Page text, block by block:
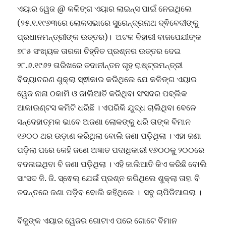
ଏୟାର ୱେଜ @ କଳିଙ୍ଗ ଏୟାର ଲାଇନ୍ସ ପାଇଁ ନେଇଥିଲେ
(୨୫.୧.୧୯୬୩ରେ ଲୋକସଭାରେ ସୁରେନ୍ଦ୍ରନାଥ ଦ୍ଵିବେଦୀଙ୍କୁ
ପ୍ରଧାନମନ୍ତ୍ରୀଙ୍କ ଉତ୍ତର)। ଅଟଳ ବିହାରୀ ବାଜପେଯୀଙ୍କ
୭୮୫ ସଂଖ୍ୟକ ତାରକା ଚିହ୍ନିତ ପ୍ରଶ୍ନର ଉତ୍ତର ଦେଇ
୨୮.୬.୧୯୬୨ ତାରିଖରେ ତଦାନୀନ୍ତନ ଗୃହ ରାଷ୍ଟ୍ରମନ୍ତ୍ରୀ
ବିଦ୍ୟାଚରଣ ଶୁକ୍ଲା ସ୍ଵୀକାର କରିଥିଲେ ଯେ କଳିଙ୍ଗ ଏୟାର
ୱେଜ ନାନା ଠକାମି ଓ ଜାଲିଆତି କରିଥିବା ସଂସଦର ପବ୍ଲିକ
ଆକାଉଣ୍ଟସ କମିଟି ଧରିଛି । ଏପରିକି ଯୁଦ୍ଧ ଚାଲିଥିବା ବେଳେ
ସନ୍ଦେହାତ୍ମକ ଭାବେ ଅଜଣା ଲୋକଙ୍କୁ ଧରି ତାଙ୍କ ବିମାନ
୧୬୦୦ ଥର ଉଡ଼ାଣ କରିଥିଲା ବୋଲି ଜଣା ପଡ଼ିଥିଲା । ଏହା ଜଣା
ପଡ଼ିଲା ପରେ କେହି ଜଣେ ଅଜ୍ଞାତ ପଦାଧିକାରୀ ୧୬୦୦କୁ ୨୦୦ରେ
ବଦଳାଇଥିବା ବି ଜଣା ପଡ଼ିଥିଲା । ଏହି ଜାଲିଆତି କିଏ କରିଛି ବୋଲି
ସାଂସଦ ଜି. ଜି. ସ୍ଵେଲ୍ ଯେଉଁ ପ୍ରଶ୍ନ କରିଥିଲେ ଶୁକ୍ଲା ତାହା ବି
ତଦନ୍ତରେ ଜଣା ପଡ଼ିବ ବୋଲି କହିଥିଲେ । ସବୁ ଚାପିଡିଆଗଲା ।
ବିଜୁଙ୍କ ଏୟାର ୱେଜର ଗୋଟାଏ ପରେ ଗୋଟେ ବିମାନ